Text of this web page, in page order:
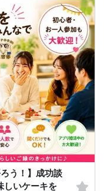
ださい。
ルな格好でおこしになら
以上のお申し込みからに
場合や開催判断人数を下
了承ください。
セルなどで当日の参加人
内に入り店員に「街コン
備お願いします。
ベントの対象年齢でない
かねます。
す。
キャンセルは出来ません。
ト代金となり、交通費、宿
たと判断いたします。
う！】成功談
しいケーキを